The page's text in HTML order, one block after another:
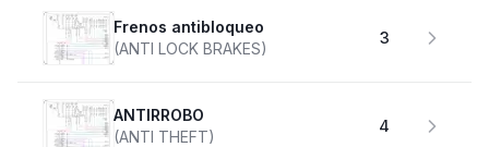
Frenos antibloqueo
(ANTI LOCK BRAKES)
3
ANTIRROBO
(ANTI THEFT)
4